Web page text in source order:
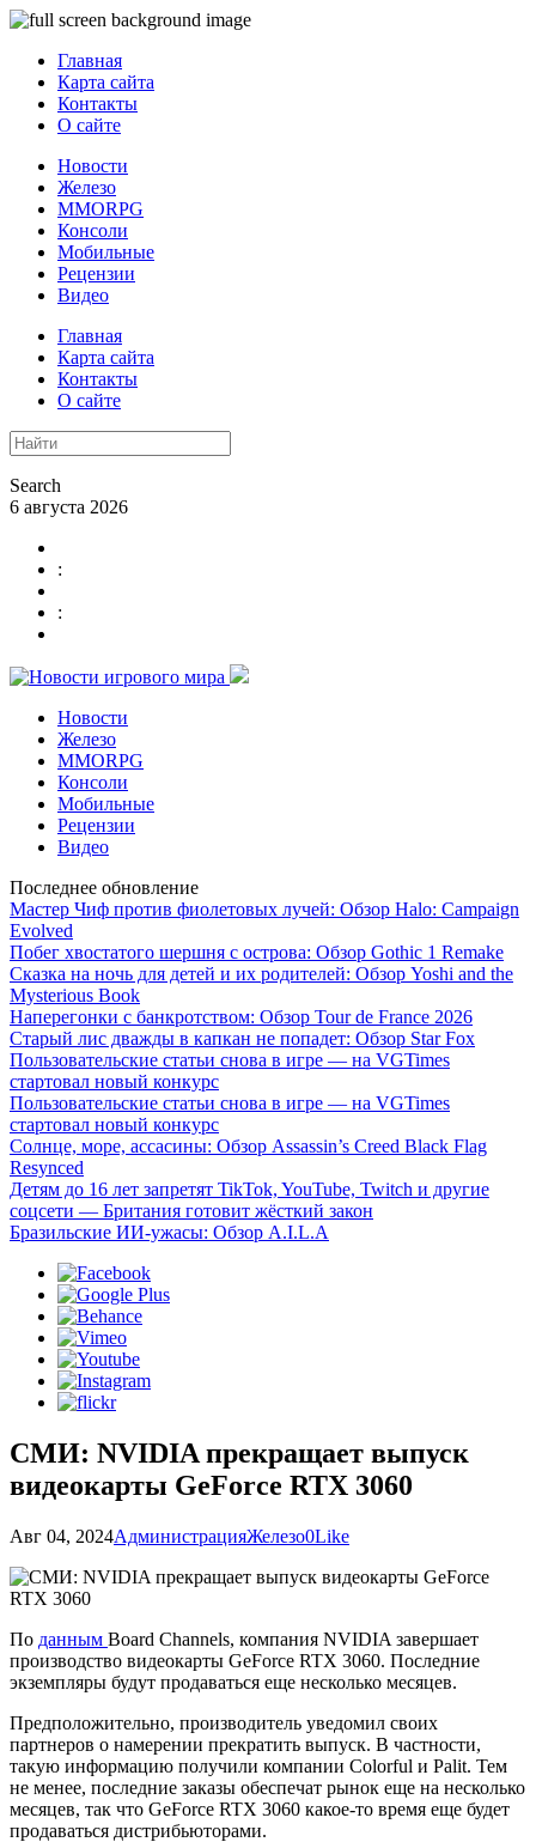
Главная
Карта сайта
Контакты
О сайте
Новости
Железо
MMORPG
Консоли
Мобильные
Рецензии
Видео
Главная
Карта сайта
Контакты
О сайте
Search
6 августа 2026
:
:
Новости
Железо
MMORPG
Консоли
Мобильные
Рецензии
Видео
Последнее обновление
Мастер Чиф против фиолетовых лучей: Обзор Halo: Campaign
Evolved
Побег хвостатого шершня с острова: Обзор Gothic 1 Remake
Сказка на ночь для детей и их родителей: Обзор Yoshi and the
Mysterious Book
Наперегонки с банкротством: Обзор Tour de France 2026
Старый лис дважды в капкан не попадет: Обзор Star Fox
Пользовательские статьи снова в игре — на VGTimes
стартовал новый конкурс
Пользовательские статьи снова в игре — на VGTimes
стартовал новый конкурс
Солнце, море, ассасины: Обзор Assassin’s Creed Black Flag
Resynced
Детям до 16 лет запретят TikTok, YouTube, Twitch и другие
соцсети — Британия готовит жёсткий закон
Бразильские ИИ-ужасы: Обзор A.I.L.A
СМИ: NVIDIA прекращает выпуск
видеокарты GeForce RTX 3060
Авг 04, 2024АдминистрацияЖелезо0Like
По данным Board Channels, компания NVIDIA завершает
производство видеокарты GeForce RTX 3060. Последние
экземпляры будут продаваться еще несколько месяцев.
Предположительно, производитель уведомил своих
партнеров о намерении прекратить выпуск. В частности,
такую информацию получили компании Colorful и Palit. Тем
не менее, последние заказы обеспечат рынок еще на несколько
месяцев, так что GeForce RTX 3060 какое-то время еще будет
продаваться дистрибьюторами.